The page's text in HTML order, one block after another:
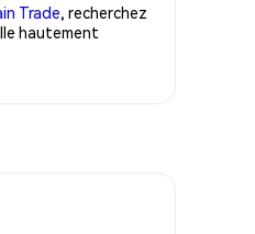
Trade, recherchez
hautement